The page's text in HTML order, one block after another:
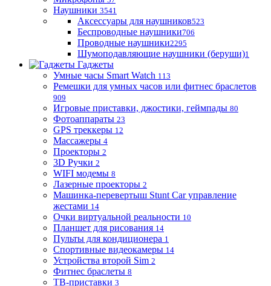
Наушники 3541
Аксессуары для наушников523
Беспроводные наушники706
Проводные наушники2295
Шумоподавляющие наушники (беруши)1
Гаджеты
Умные часы Smart Watch 113
Ремешки для умных часов или фитнес браслетов
909
Игровые приставки, джостики, геймпады 80
Фотоаппараты 23
GPS треккеры 12
Массажеры 4
Проекторы 2
3D Ручки 2
WIFI модемы 8
Лазерные проекторы 2
Машинка-перевертыш Stunt Car управление
жестами 14
Очки виртуальной реальности 10
Планшет для рисования 14
Пульты для кондиционера 1
Спортивные видеокамеры 14
Устройства второй Sim 2
Фитнес браслеты 8
ТВ-приставки 3